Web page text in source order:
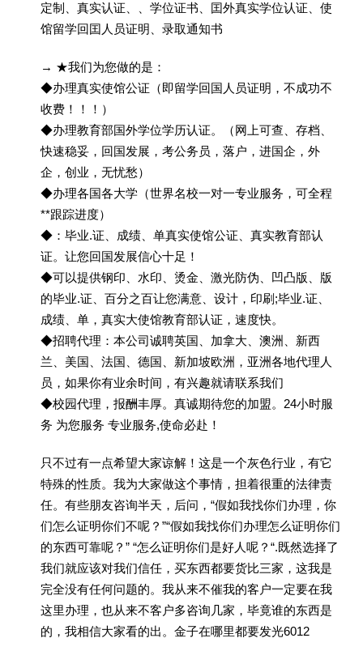
定制、真实认证、、学位证书、囯外真实学位认证、使
馆留学回囯人员证明、录取通知书
→ ★我们为您做的是：
◆办理真实使馆公证（即留学回国人员证明，不成功不
收费！！！）
◆办理教育部国外学位学历认证。（网上可查、存档、
快速稳妥，回国发展，考公务员，落户，进国企，外
企，创业，无忧愁）
◆办理各国各大学（世界名校一对一专业服务，可全程
**跟踪进度）
◆：毕业.证、成绩、单真实使馆公证、真实教育部认
证。让您回国发展信心十足！
◆可以提供钢印、水印、烫金、激光防伪、凹凸版、版
的毕业.证、百分之百让您满意、设计，印刷;毕业.证、
成绩、单，真实大使馆教育部认证，速度快。
◆招聘代理：本公司诚聘英国、加拿大、澳洲、新西
兰、美国、法国、德国、新加坡欧洲，亚洲各地代理人
员，如果你有业余时间，有兴趣就请联系我们
◆校园代理，报酬丰厚。真诚期待您的加盟。24小时服
务 为您服务 专业服务,使命必赴！
只不过有一点希望大家谅解！这是一个灰色行业，有它
特殊的性质。我为大家做这个事情，担着很重的法律责
任。有些朋友咨询半天，后问，“假如我找你们办理，你
们怎么证明你们不呢？”“假如我找你们办理怎么证明你们
的东西可靠呢？” “怎么证明你们是好人呢？“.既然选择了
我们就应该对我们信任，买东西都要货比三家，这我是
完全没有任何问题的。我从来不催我的客户一定要在我
这里办理，也从来不客户多咨询几家，毕竟谁的东西是
的，我相信大家看的出。金子在哪里都要发光6012